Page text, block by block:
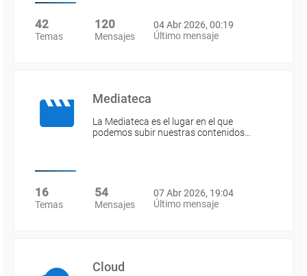
42
Temas
120
Mensajes
04 Abr 2026, 00:19
Último mensaje
Mediateca
La Mediateca es el lugar en el que
podemos subir nuestras contenidos…
16
Temas
54
Mensajes
07 Abr 2026, 19:04
Último mensaje
Cloud